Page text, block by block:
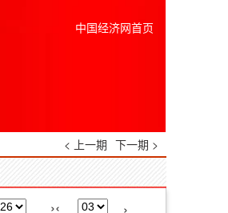
中国经济网首页
< 上一期 下一期 >
›‹ ›